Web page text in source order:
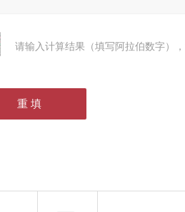
请输入计算结果（填写阿拉伯数字）